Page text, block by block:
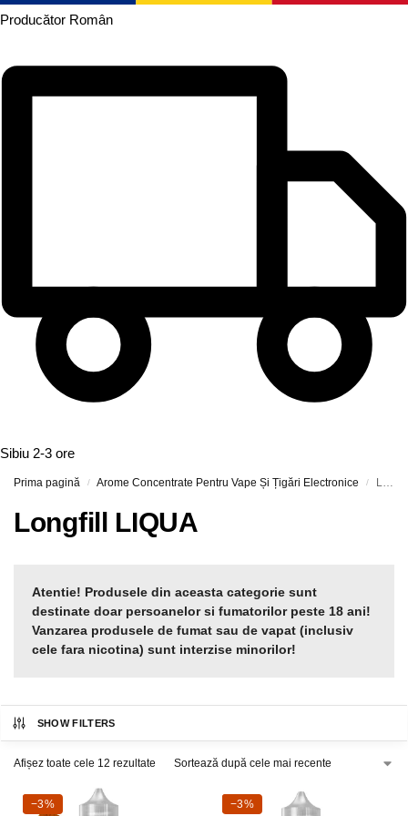
Producător Român
Sibiu 2-3 ore
Prima pagină / Arome Concentrate Pentru Vape Și Țigări Electronice / Longfill LIQUA
Longfill LIQUA
Atentie! Produsele din aceasta categorie sunt
destinate doar persoanelor si fumatorilor peste 18 ani!
Vanzarea produsele de fumat sau de vapat (inclusiv
cele fara nicotina) sunt interzise minorilor!
SHOW FILTERS
Afișez toate cele 12 rezultate
-3%
−3% -3%
−3%